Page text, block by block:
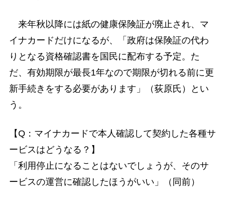
来年秋以降には紙の健康保険証が廃止され、マ
イナカードだけになるが、「政府は保険証の代わ
りとなる資格確認書を国民に配布する予定。た
だ、有効期限が最長1年なので期限が切れる前に更
新手続きをする必要があります」（荻原氏）とい
う。
【Q：マイナカードで本人確認して契約した各種サ
ービスはどうなる？】
「利用停止になることはないでしょうが、そのサ
ービスの運営に確認したほうがいい」（同前）